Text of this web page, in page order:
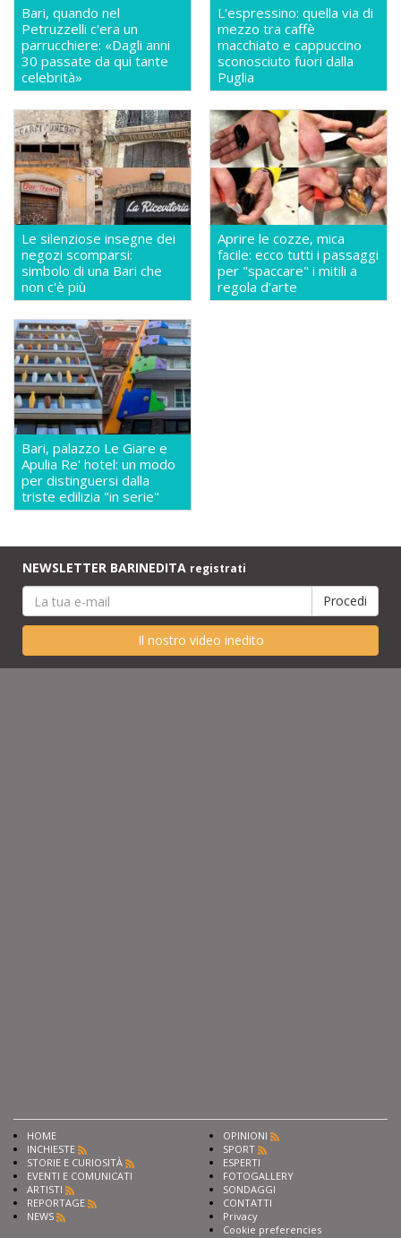
Bari, quando nel
Petruzzelli c'era un
parrucchiere: «Dagli anni
30 passate da qui tante
celebrità»
L'espressino: quella via di
mezzo tra caffè
macchiato e cappuccino
sconosciuto fuori dalla
Puglia
Le silenziose insegne dei
negozi scomparsi:
simbolo di una Bari che
non c'è più
Aprire le cozze, mica
facile: ecco tutti i passaggi
per "spaccare" i mitili a
regola d'arte
Bari, palazzo Le Giare e
Apulia Re' hotel: un modo
per distinguersi dalla
triste edilizia "in serie"
NEWSLETTER BARINEDITA registrati
Il nostro video inedito
HOME
INCHIESTE
STORIE E CURIOSITÀ
EVENTI E COMUNICATI
ARTISTI
REPORTAGE
NEWS
OPINIONI
SPORT
ESPERTI
FOTOGALLERY
SONDAGGI
CONTATTI
Privacy
Cookie preferencies